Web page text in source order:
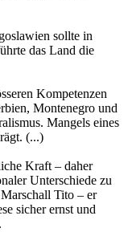
sollte in
das Land die
Kompetenzen
Montenegro und
Mangels eines
(...)
Kraft – daher
Unterschiede zu
Tito – er
sicher ernst und